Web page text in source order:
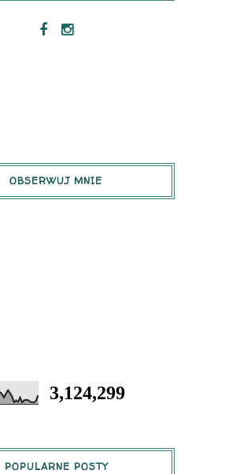
OBSERWUJ MNIE
3,124,299
POPULARNE POSTY